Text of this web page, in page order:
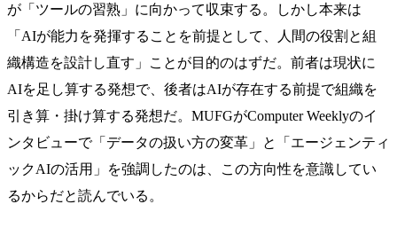
が「ツールの習熟」に向かって収束する。しかし本来は
「AIが能力を発揮することを前提として、人間の役割と組
織構造を設計し直す」ことが目的のはずだ。前者は現状に
AIを足し算する発想で、後者はAIが存在する前提で組織を
引き算・掛け算する発想だ。MUFGがComputer Weeklyのイ
ンタビューで「データの扱い方の変革」と「エージェンティ
ックAIの活用」を強調したのは、この方向性を意識してい
るからだと読んでいる。